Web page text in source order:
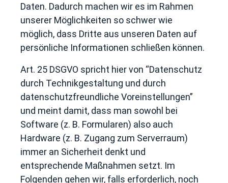
Daten. Dadurch machen wir es im Rahmen
unserer Möglichkeiten so schwer wie
möglich, dass Dritte aus unseren Daten auf
persönliche Informationen schließen können.
Art. 25 DSGVO spricht hier von “Datenschutz
durch Technikgestaltung und durch
datenschutzfreundliche Voreinstellungen”
und meint damit, dass man sowohl bei
Software (z. B. Formularen) also auch
Hardware (z. B. Zugang zum Serverraum)
immer an Sicherheit denkt und
entsprechende Maßnahmen setzt. Im
Folgenden gehen wir, falls erforderlich, noch